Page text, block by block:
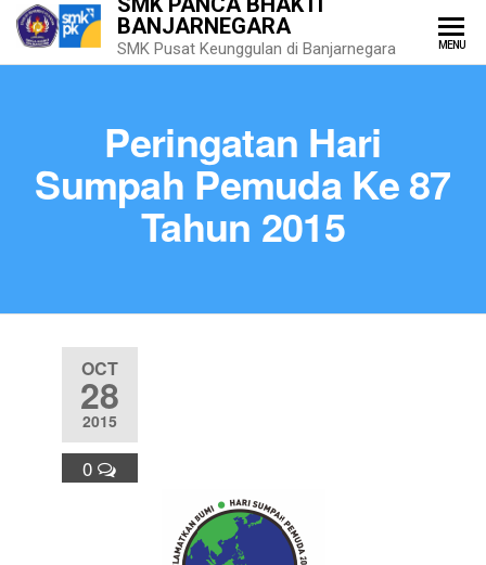
BANJARNEGARA
SMK Pusat Keunggulan di Banjarnegara MENU
Peringatan Hari
Sumpah Pemuda Ke 87
Tahun 2015
OCT
28
2015
0